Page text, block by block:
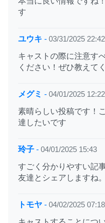
す
ユウキ - 03/31/2025 22:42
キャストの際に注意す
ください！ぜひ教えて
メグミ - 04/01/2025 12:22
素晴らしい投稿です！
達したいです
玲子 - 04/01/2025 15:43
すごく分かりやすい記
友達とシェアしますね。
トモヤ - 04/02/2025 07:18